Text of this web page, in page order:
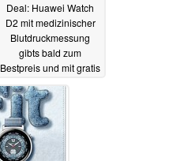
Deal: Huawei Watch
D2 mit medizinischer
Blutdruckmessung
gibts bald zum
Bestpreis und mit gratis
FreeBuds 6i14.05.2025